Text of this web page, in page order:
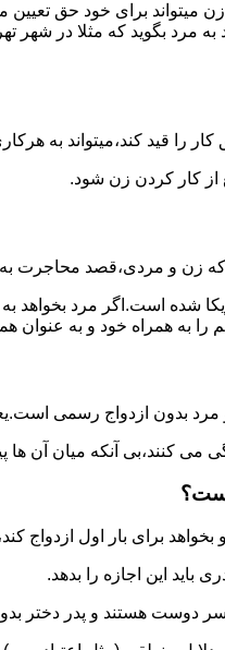
میتواند برای خود حق
مرد بگوید که مثلا در شهر
را قید کند،میتواند به
از کار کردن زن شود.
که زن و مردی،قصد محاجرت
شده است.اگر مرد
را به همراه خود و به
بدون ازدواج رسمی
می کنند،بی آنکه میان آن
برای بار اول ازدواج
باید این اجازه را بدهد.
دوست هستند و پدر دختر